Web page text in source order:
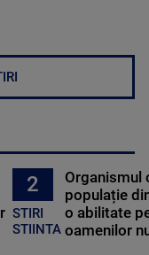
2
STIRI
STIINTA
Organismul
populație
o abilitate
oamenilor